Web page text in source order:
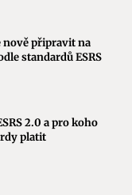
nově připravit na
standardů ESRS
2.0 a pro koho
platit